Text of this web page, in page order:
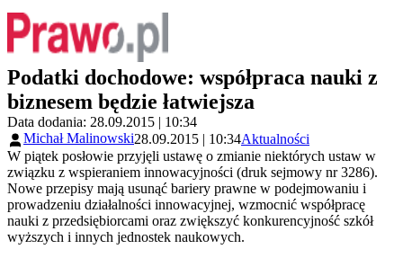
Podatki dochodowe: współpraca nauki z
biznesem będzie łatwiejsza
Data dodania: 28.09.2015 | 10:34
Michał Malinowski28.09.2015 | 10:34Aktualności
W piątek posłowie przyjęli ustawę o zmianie niektórych ustaw w
związku z wspieraniem innowacyjności (druk sejmowy nr 3286).
Nowe przepisy mają usunąć bariery prawne w podejmowaniu i
prowadzeniu działalności innowacyjnej, wzmocnić współpracę
nauki z przedsiębiorcami oraz zwiększyć konkurencyjność szkół
wyższych i innych jednostek naukowych.